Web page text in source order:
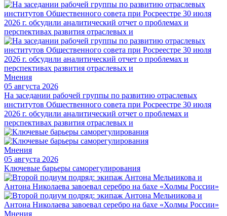
Мнения
05 августа 2026
На заседании рабочей группы по развитию отраслевых
институтов Общественного совета при Росреестре 30 июля
2026 г. обсудили аналитический отчет о проблемах и
перспективах развития отраслевых и
Мнения
05 августа 2026
Ключевые барьеры саморегулирования
Мнения